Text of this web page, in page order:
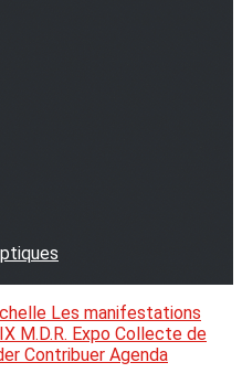
Les manifestations
M.D.R. Expo Collecte de
Contribuer Agenda